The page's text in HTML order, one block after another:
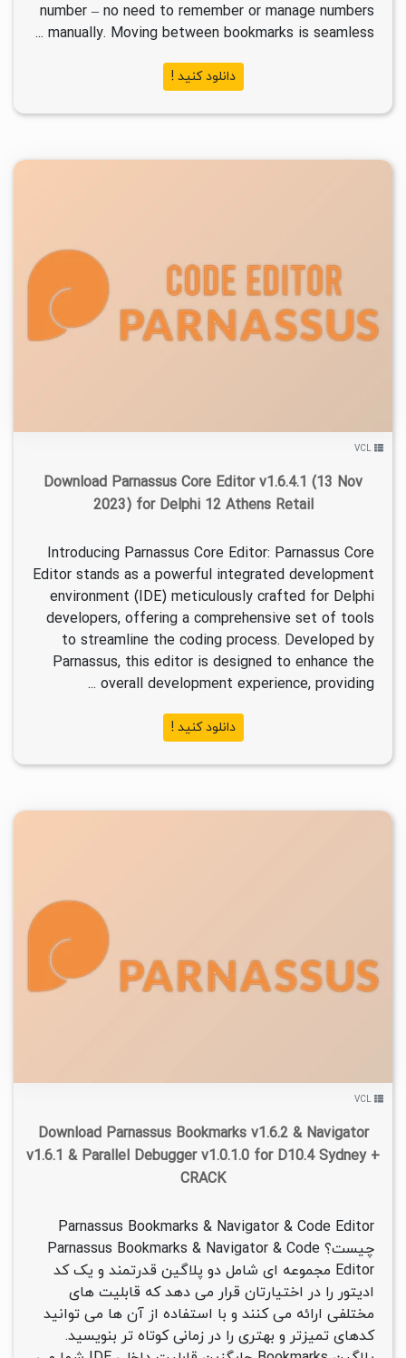
number – no need to remember or manage numbers
manually. Moving between bookmarks is seamless ...
دانلود کنید !
۵/۸۷K ۱۴۰۲/۱۰/۰۶ ۲
VCL
Download Parnassus Core Editor v1.6.4.1 (13 Nov
2023) for Delphi 12 Athens Retail
Introducing Parnassus Core Editor: Parnassus Core
Editor stands as a powerful integrated development
environment (IDE) meticulously crafted for Delphi
developers, offering a comprehensive set of tools
to streamline the coding process. Developed by
Parnassus, this editor is designed to enhance the
overall development experience, providing ...
دانلود کنید !
۴/۰۲K ۱۴۰۰/۰۳/۰۱ ۰
VCL
Download Parnassus Bookmarks v1.6.2 & Navigator
v1.6.1 & Parallel Debugger v1.0.1.0 for D10.4 Sydney +
CRACK
Parnassus Bookmarks & Navigator & Code Editor
چیست؟ Parnassus Bookmarks & Navigator & Code
Editor مجموعه ای شامل دو پلاگین قدرتمند و یک کد
ادیتور را در اختیارتان قرار می دهد که قابلیت های
مختلفی ارائه می کنند و با استفاده از آن ها می توانید
کدهای تمیزتر و بهتری را در زمانی کوتاه تر بنویسید.